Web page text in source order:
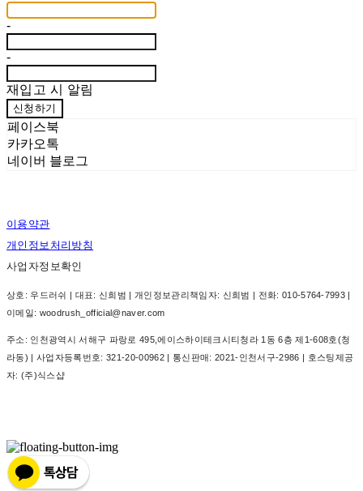
-
-
재입고 시 알림
신청하기
페이스북
카카오톡
네이버 블로그
이용약관
개인정보처리방침
사업자정보확인
상호: 우드러쉬 | 대표: 신희범 | 개인정보관리책임자: 신희범 | 전화: 010-5764-7993 |
이메일: woodrush_official@naver.com
주소: 인천광역시 서해구 파랑로 495,에이스하이테크시티청라 1동 6층 제1-608호(청
라동) | 사업자등록번호: 321-20-00962| 통신판매: 2021-인천서구-2986 | 호스팅제공
자: (주)식스샵